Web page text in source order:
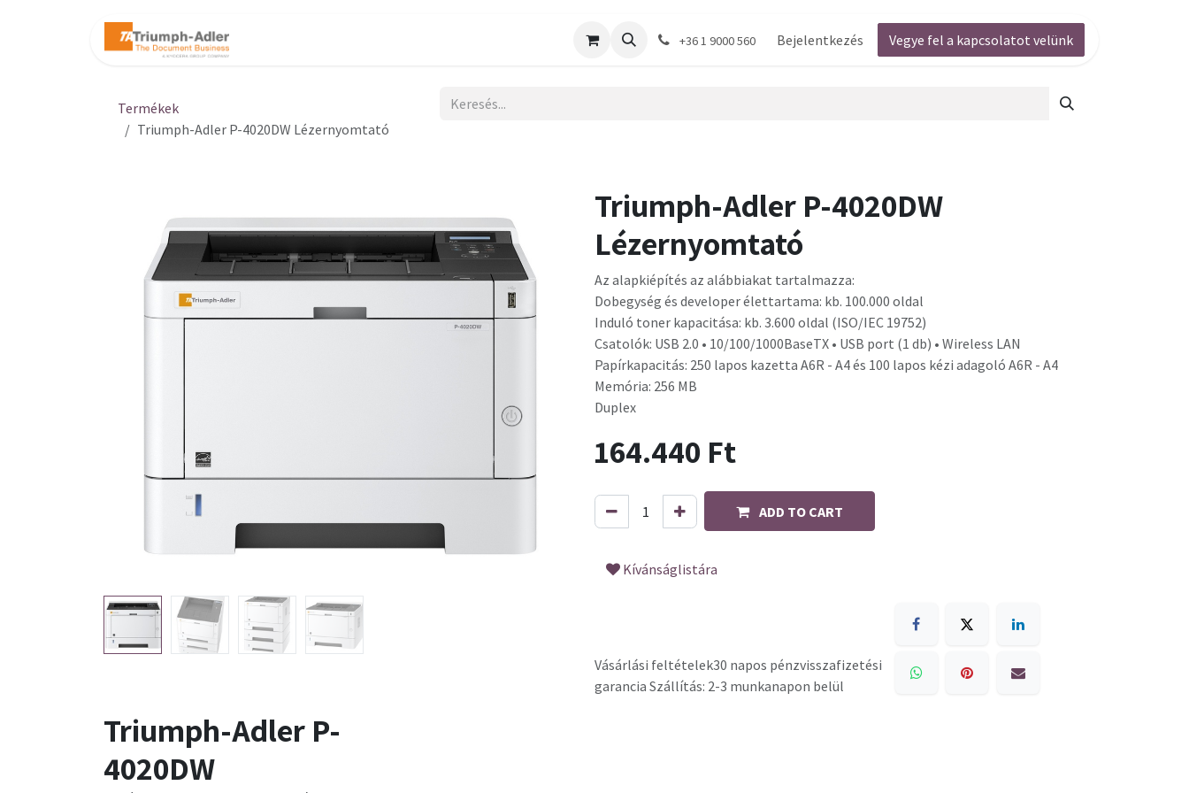
+36 1 9000 560 Bejelentkezés Vegye fel a kapcsolatot velünk
Termékek
Triumph-Adler P-4020DW Lézernyomtató
Triumph-Adler P-4020DW
Lézernyomtató
Az alapkiépítés az alábbiakat tartalmazza:
Dobegység és developer élettartama: kb. 100.000 oldal
Induló toner kapacitása: kb. 3.600 oldal (ISO/IEC 19752)
Csatolók: USB 2.0 • 10/100/1000BaseTX • USB port (1 db) • Wireless LAN
Papírkapacitás: 250 lapos kazetta A6R - A4 és 100 lapos kézi adagoló A6R - A4
Memória: 256 MB
Duplex
164.440 Ft
ADD TO CART
Kívánságlistára
Vásárlási feltételek30 napos pénzvisszafizetési
garancia Szállítás: 2-3 munkanapon belül
Triumph-Adler P-
4020DW